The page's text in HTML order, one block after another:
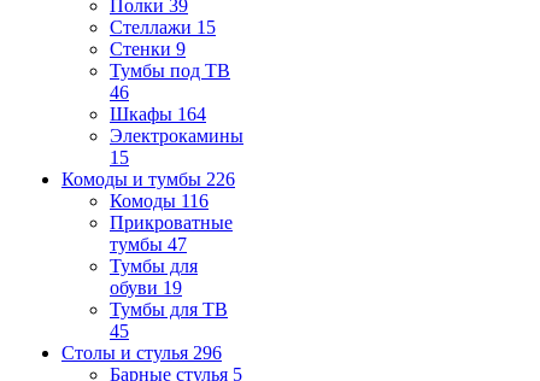
Полки 39
Стеллажи 15
Стенки 9
Тумбы под ТВ
46
Шкафы 164
Электрокамины
15
Комоды и тумбы 226
Комоды 116
Прикроватные
тумбы 47
Тумбы для
обуви 19
Тумбы для ТВ
45
Столы и стулья 296
Барные стулья 5